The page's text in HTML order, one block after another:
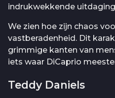
indrukwekkende
We zien hoe zijn chaos
vastberadenheid. Dit
grimmige kanten van
iets waar DiCaprio
Teddy Daniels